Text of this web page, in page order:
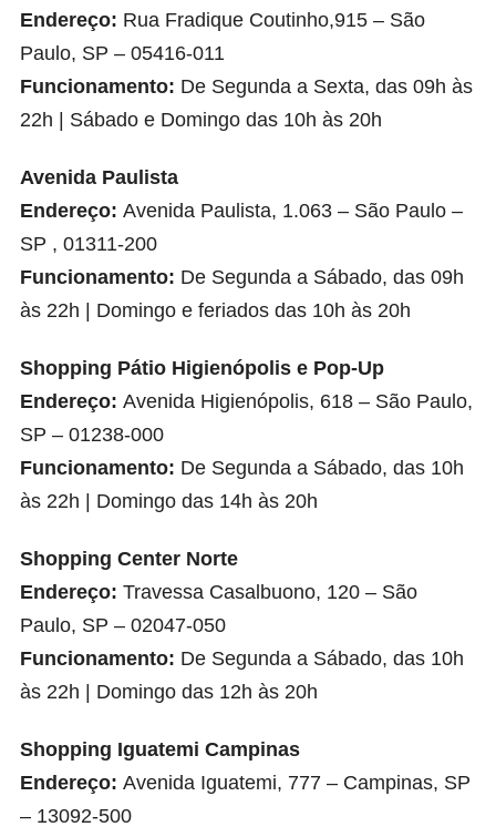
Endereço: Rua Fradique Coutinho,915 – São
Paulo, SP – 05416-011
Funcionamento: De Segunda a Sexta, das 09h às
22h | Sábado e Domingo das 10h às 20h
Avenida Paulista
Endereço: Avenida Paulista, 1.063 – São Paulo –
SP , 01311-200
Funcionamento: De Segunda a Sábado, das 09h
às 22h | Domingo e feriados das 10h às 20h
Shopping Pátio Higienópolis e Pop-Up
Endereço: Avenida Higienópolis, 618 – São Paulo,
SP – 01238-000
Funcionamento: De Segunda a Sábado, das 10h
às 22h | Domingo das 14h às 20h
Shopping Center Norte
Endereço: Travessa Casalbuono, 120 – São
Paulo, SP – 02047-050
Funcionamento: De Segunda a Sábado, das 10h
às 22h | Domingo das 12h às 20h
Shopping Iguatemi Campinas
Endereço: Avenida Iguatemi, 777 – Campinas, SP
– 13092-500